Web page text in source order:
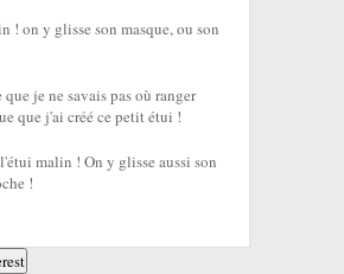
! on y glisse son masque, ou son
que je ne savais pas où ranger
que j'ai créé ce petit étui !
malin ! On y glisse aussi son
!